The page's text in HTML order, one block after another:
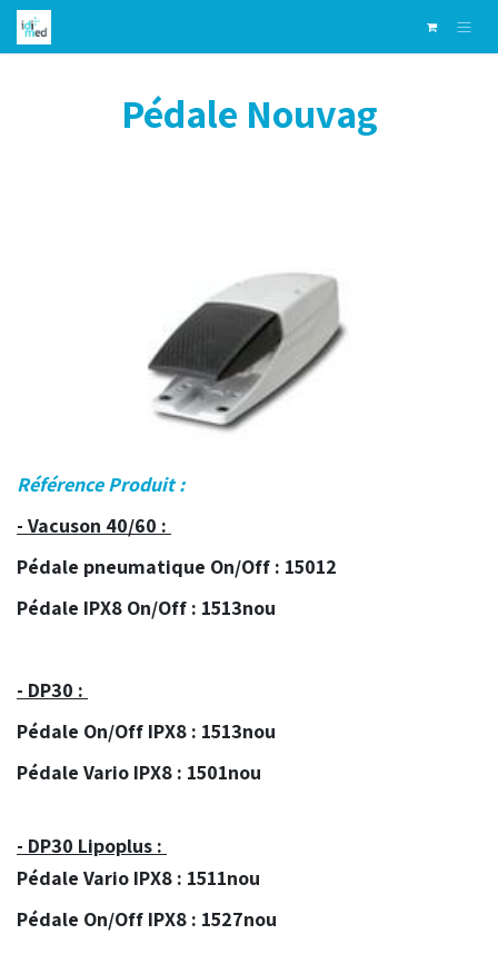
Skip to Content
Pédale Nouvag
Référence Produit :
- Vacuson 40/60 :
Pédale pneumatique On/Off : 15012
Pédale IPX8 On/Off : 1513nou
- DP30 :
Pédale On/Off IPX8 : 1513nou
Pédale Vario IPX8 : 1501nou
- DP30 Lipoplus :
Pédale Vario IPX8 : 1511nou
Pédale On/Off IPX8 : 1527nou